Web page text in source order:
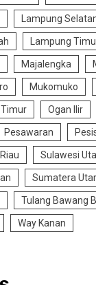
Lampung
Lampung
Majalengka
Mukomuko
Timur Ogan Ilir
Pesawaran
Riau Sulawesi
Sumatera
Tulang Bawang
Way Kanan